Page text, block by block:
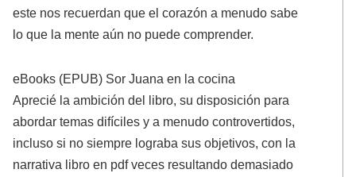
este nos recuerdan que el corazón a menudo sabe
lo que la mente aún no puede comprender.
eBooks (EPUB) Sor Juana en la cocina
Aprecié la ambición del libro, su disposición para
abordar temas difíciles y a menudo controvertidos,
incluso si no siempre lograba sus objetivos, con la
narrativa libro en pdf veces resultando demasiado